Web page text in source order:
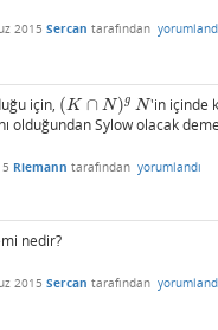
2015 Sercan tarafından
için, ( K ∩ N)g
(K∩ N) g N
N 'in içinde
olduğundan Sylow olacak
Riemann tarafından yorumlandı
nedir?
2015 Sercan tarafından